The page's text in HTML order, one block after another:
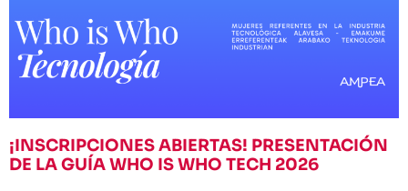
¡INSCRIPCIONES ABIERTAS! PRESENTACIÓN
DE LA GUÍA WHO IS WHO TECH 2026